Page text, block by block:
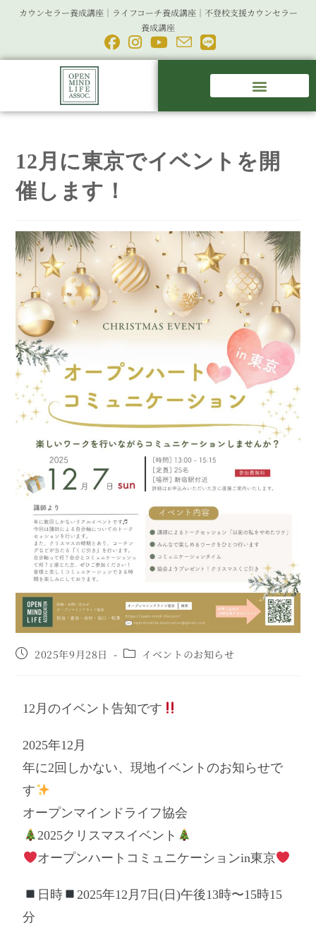
カウンセラー養成講座｜ライフコーチ養成講座｜不登校支援カウンセラー
養成講座
12月に東京でイベントを開
催します！
2025年9月28日 イベントのお知らせ
12月のイベント告知です
2025年12月
年に2回しかない、現地イベントのお知らせで
す
オープンマインドライフ協会
2025クリスマスイベント
オープンハートコミュニケーションin東京
日時
2025年12月7日(日)午後13時〜15時15
分